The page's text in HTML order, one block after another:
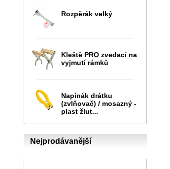
Rozpěrák velký
Kleště PRO zvedací na
vyjmutí rámků
Napínák drátku
(zvlňovač) / mosazný -
plast žlut...
Nejprodávanější